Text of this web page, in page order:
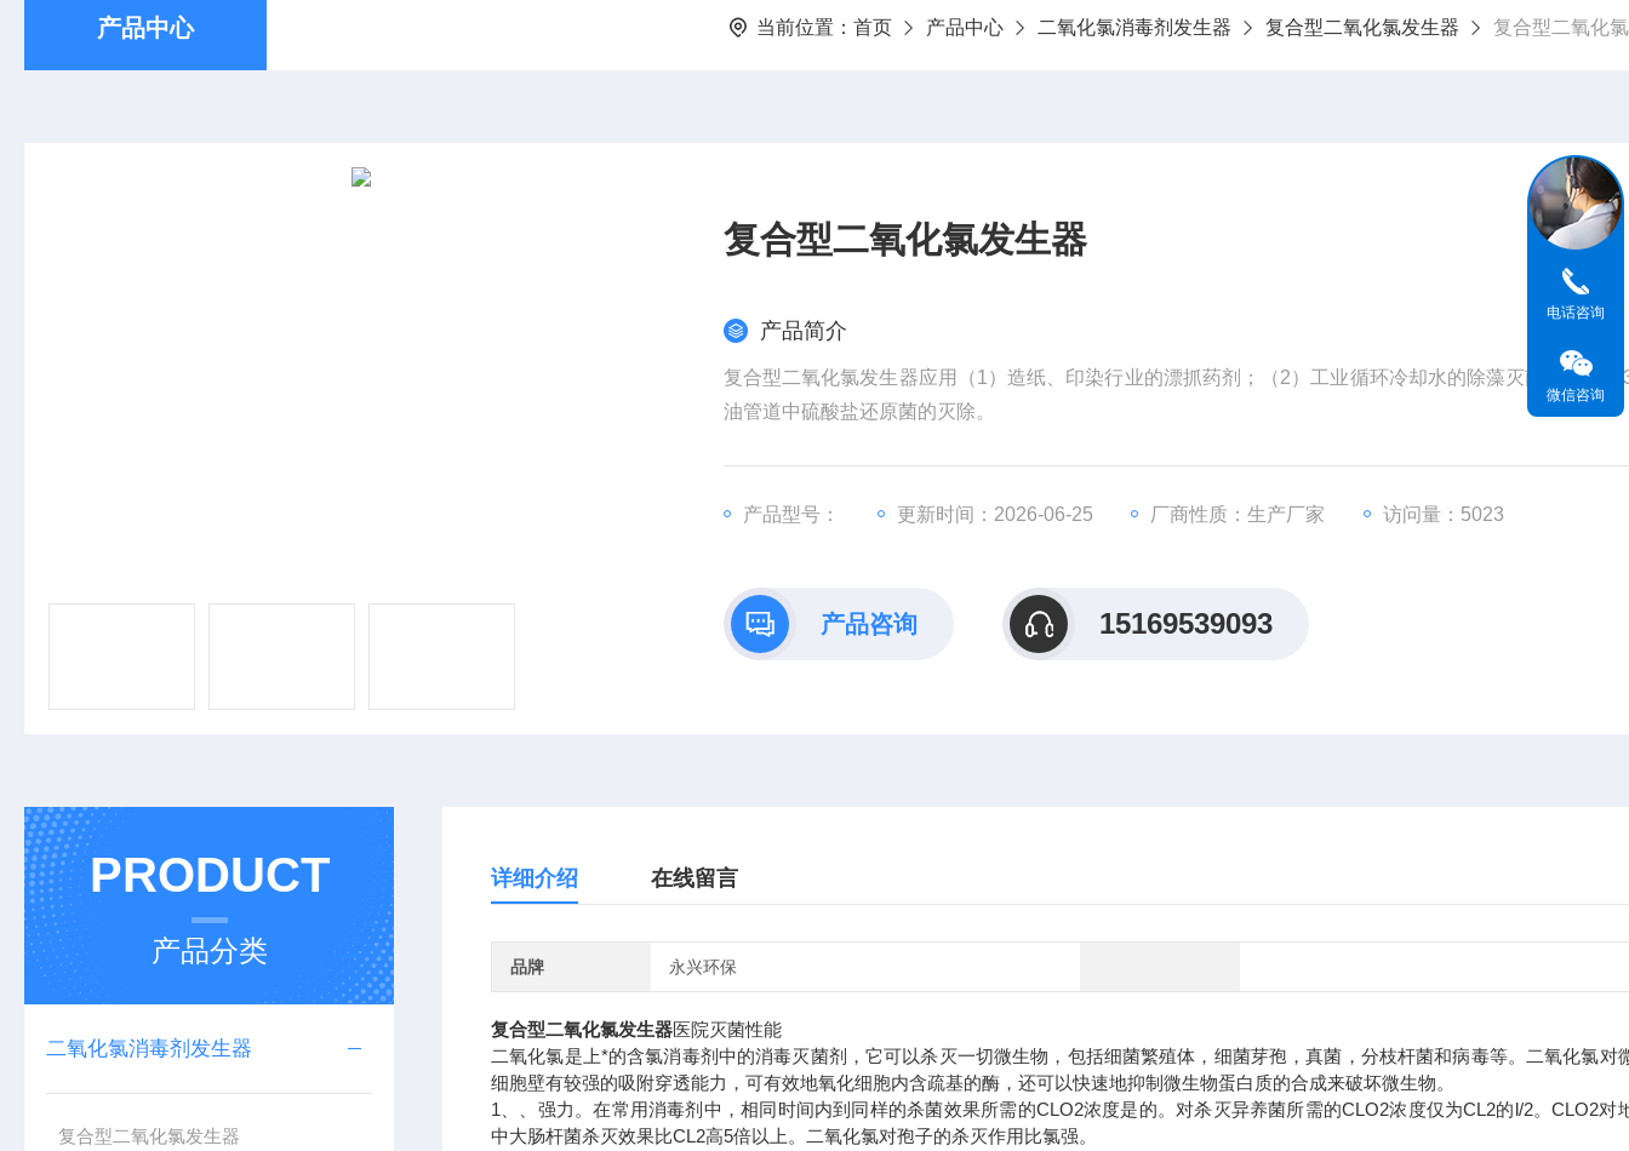
产品中心 当前位置： 首页 产品中心 二氧化氯消毒剂发生器 复合型二氧化氯发生器 复合型二氧化
复合型二氧化氯发生器
产品简介
复合型二氧化氯发生器应用（1）造纸、印染行业的漂抓药剂；（2）工业循环冷却水的除藻灭菌处理；（
油管道中硫酸盐还原菌的灭除。
产品型号： 更新时间：2026-06-25 厂商性质：生产厂家 访问量：5023
产品咨询 15169539093
PRODUCT
产品分类
二氧化氯消毒剂发生器
复合型二氧化氯发生器
详细介绍 在线留言
品牌 永兴环保
复合型二氧化氯发生器医院灭菌性能
二氧化氯是上*的含氯消毒剂中的消毒灭菌剂，它可以杀灭一切微生物，包括细菌繁殖体，细菌芽孢，真菌，分枝杆菌和病毒等。二氧化氯对
细胞壁有较强的吸附穿透能力，可有效地氧化细胞内含疏基的酶，还可以快速地抑制微生物蛋白质的合成来破坏微生物。
1、、强力。在常用消毒剂中，相同时间内到同样的杀菌效果所需的CLO2浓度是的。对杀灭异养菌所需的CLO2浓度仅为CL2的l/2。CLO2对
中大肠杆菌杀灭效果比CL2高5倍以上。二氧化氯对孢子的杀灭作用比氯强。
电话咨询
微信咨询